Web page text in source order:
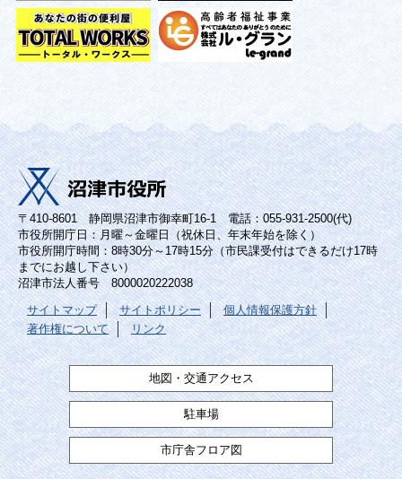
〒410-8601 静岡県沼津市御幸町16-1 電話：055-931-2500(代)
市役所開庁日：月曜～金曜日（祝休日、年末年始を除く）
市役所開庁時間：8時30分～17時15分（市民課受付はできるだけ17時
までにお越し下さい）
沼津市法人番号 8000020222038
サイトマップ サイトポリシー
個人情報保護方針
著作権について
リンク
地図・交通アクセス
駐車場
市庁舎フロア図